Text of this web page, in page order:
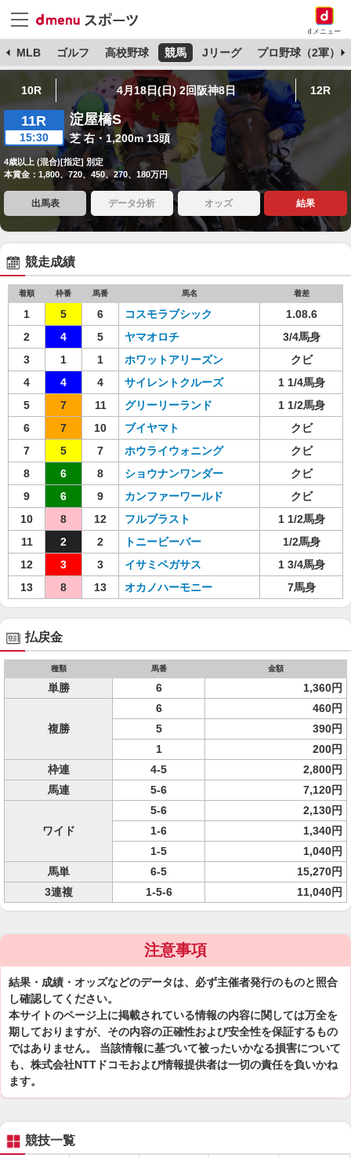
dメニュー
MLB ゴルフ 高校野球 競馬 Jリーグ プロ野球（2軍）
10R 4月18日(日) 2回阪神8日 12R
11R
15:30
淀屋橋S
芝 右・1,200m 13頭
4歳以上 (混合)[指定] 別定
本賞金：1,800、720、450、270、180万円
出馬表 データ分析 オッズ 結果
競走成績
着順 枠番 馬番 馬名 着差
1 5 6 コスモラブシック
1.08.6
2
4 5 ヤマオロチ
3/4馬身
3
1 1 ホワットアリーズン
クビ
4
4 4 サイレントクルーズ
1 1/4馬身
5
7 11 グリーリーランド
1 1/2馬身
6
7 10 ブイヤマト
クビ
7
5 7 ホウライウォニング
クビ
8
6 8 ショウナンワンダー
クビ
9
6 9 カンファーワールド
クビ
10
8 12 フルブラスト
1 1/2馬身
11
2 2 トニービーバー
1/2馬身
12
3 3 イサミペガサス
1 3/4馬身
13
8 13 オカノハーモニー 7馬身
払戻金
種類 馬番 金額
単勝 6 1,360円
複勝
6
460円
5
390円
1
200円
枠連
4-5
2,800円
馬連
5-6 7,120円
ワイド
5-6
2,130円
1-6
1,340円
1-5
1,040円
馬単
6-5
15,270円
3連複
1-5-6 11,040円
注意事項
結果・成績・オッズなどのデータは、必ず主催者発行のものと照合
し確認してください。
本サイトのページ上に掲載されている情報の内容に関しては万全を
期しておりますが、その内容の正確性および安全性を保証するもの
ではありません。 当該情報に基づいて被ったいかなる損害について
も、株式会社NTTドコモおよび情報提供者は一切の責任を負いかね
ます。
競技一覧